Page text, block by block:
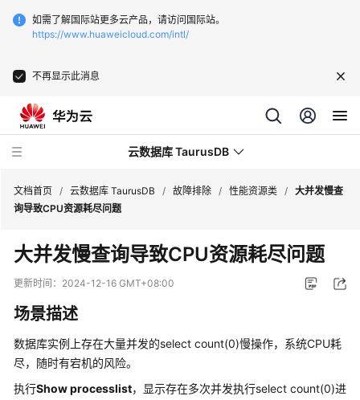
如需了解国际站更多云产品，请访问国际站。
https://www.huaweicloud.com/intl/
不再显示此消息
云数据库 TaurusDB
最
动
态
服
务
文档首页 / 云数据库 TaurusDB / 故障排除 / 性能资源类 / 大并发慢查
询导致CPU资源耗尽问题
大并发慢查询导致CPU资源耗尽问题
更新时间： 2024-12-16 GMT+08:00
场景描述
数据库实例上存在大量并发的select count(0)慢操作，系统CPU耗
尽，随时有宕机的风险。
执行Show processlist，显示存在多次并发执行select count(0)进